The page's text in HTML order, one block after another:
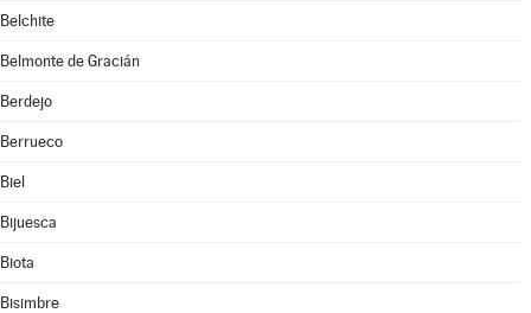
Belchite
Belmonte de Gracián
Berdejo
Berrueco
Biel
Bijuesca
Biota
Bisimbre